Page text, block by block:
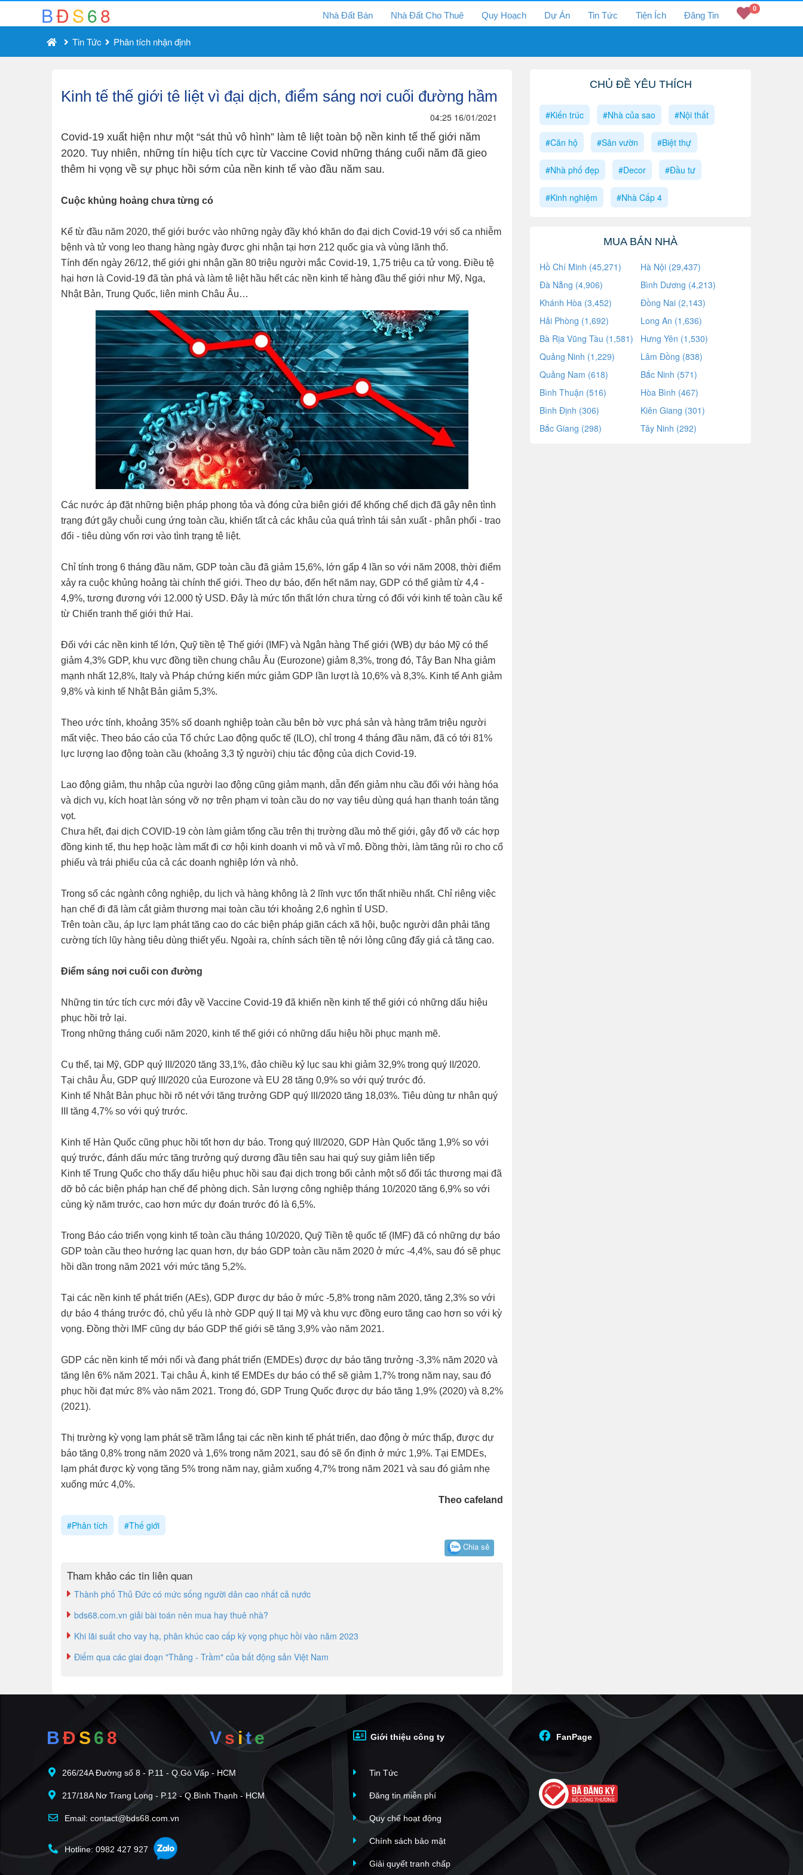
BĐS68 Nhà Đất Bán Nhà Đất Cho Thuê Quy Hoạch Dự Án Tin Tức Tiện Ích Đăng Tin
0
Tin Tức Phân tích nhận định
Kinh tế thế giới tê liệt vì đại dịch, điểm sáng nơi cuối đường hầm
04:25 16/01/2021
Covid-19 xuất hiện như một “sát thủ vô hình” làm tê liệt toàn bộ nền kinh tế thế giới năm
2020. Tuy nhiên, những tín hiệu tích cực từ Vaccine Covid những tháng cuối năm đã gieo
thêm hi vọng về sự phục hồi sớm của nền kinh tế vào đầu năm sau.
Cuộc khủng hoảng chưa từng có
Kể từ đầu năm 2020, thế giới bước vào những ngày đầy khó khăn do đại dịch Covid-19 với số ca nhiễm
bệnh và tử vong leo thang hàng ngày được ghi nhận tại hơn 212 quốc gia và vùng lãnh thổ.
Tính đến ngày 26/12, thế giới ghi nhận gần 80 triệu người mắc Covid-19, 1,75 triệu ca tử vong. Điều tệ
hại hơn là Covid-19 đã tàn phá và làm tê liệt hầu hết các nền kinh tế hàng đầu thế giới như Mỹ, Nga,
Nhật Bản, Trung Quốc, liên minh Châu Âu…
Các nước áp đặt những biện pháp phong tỏa và đóng cửa biên giới để khống chế dịch đã gây nên tình
trạng đứt gãy chuỗi cung ứng toàn cầu, khiến tất cả các khâu của quá trình tái sản xuất - phân phối - trao
đổi - tiêu dùng vốn rơi vào tình trạng tê liệt.
Chỉ tính trong 6 tháng đầu năm, GDP toàn cầu đã giảm 15,6%, lớn gấp 4 lần so với năm 2008, thời điểm
xảy ra cuộc khủng hoảng tài chính thế giới. Theo dự báo, đến hết năm nay, GDP có thể giảm từ 4,4 -
4,9%, tương đương với 12.000 tỷ USD. Đây là mức tổn thất lớn chưa từng có đối với kinh tế toàn cầu kể
từ Chiến tranh thế giới thứ Hai.
Đối với các nền kinh tế lớn, Quỹ tiền tệ Thế giới (IMF) và Ngân hàng Thế giới (WB) dự báo Mỹ có thể
giảm 4,3% GDP, khu vực đồng tiền chung châu Âu (Eurozone) giảm 8,3%, trong đó, Tây Ban Nha giảm
mạnh nhất 12,8%, Italy và Pháp chứng kiến mức giảm GDP lần lượt là 10,6% và 8,3%. Kinh tế Anh giảm
9,8% và kinh tế Nhật Bản giảm 5,3%.
Theo ước tính, khoảng 35% số doanh nghiệp toàn cầu bên bờ vực phá sản và hàng trăm triệu người
mất việc. Theo báo cáo của Tổ chức Lao động quốc tế (ILO), chỉ trong 4 tháng đầu năm, đã có tới 81%
lực lượng lao động toàn cầu (khoảng 3,3 tỷ người) chịu tác động của dịch Covid-19.
Lao động giảm, thu nhập của người lao động cũng giảm mạnh, dẫn đến giảm nhu cầu đối với hàng hóa
và dịch vụ, kích hoạt làn sóng vỡ nợ trên phạm vi toàn cầu do nợ vay tiêu dùng quá hạn thanh toán tăng
vọt.
Chưa hết, đại dịch COVID-19 còn làm giảm tổng cầu trên thị trường dầu mỏ thế giới, gây đổ vỡ các hợp
đồng kinh tế, thu hẹp hoặc làm mất đi cơ hội kinh doanh vi mô và vĩ mô. Đồng thời, làm tăng rủi ro cho cổ
phiếu và trái phiếu của cả các doanh nghiệp lớn và nhỏ.
Trong số các ngành công nghiệp, du lịch và hàng không là 2 lĩnh vực tổn thất nhiều nhất. Chỉ riêng việc
hạn chế đi đã làm cắt giảm thương mại toàn cầu tới khoảng 2,6 nghìn tỉ USD.
Trên toàn cầu, áp lực lạm phát tăng cao do các biện pháp giãn cách xã hội, buộc người dân phải tăng
cường tích lũy hàng tiêu dùng thiết yếu. Ngoài ra, chính sách tiền tệ nới lỏng cũng đẩy giá cả tăng cao.
Điểm sáng nơi cuối con đường
Những tin tức tích cực mới đây về Vaccine Covid-19 đã khiến nền kinh tế thế giới có những dấu hiệu
phục hồi trở lại.
Trong những tháng cuối năm 2020, kinh tế thế giới có những dấu hiệu hồi phục mạnh mẽ.
Cụ thể, tại Mỹ, GDP quý III/2020 tăng 33,1%, đảo chiều kỷ lục sau khi giảm 32,9% trong quý II/2020.
Tại châu Âu, GDP quý III/2020 của Eurozone và EU 28 tăng 0,9% so với quý trước đó.
Kinh tế Nhật Bản phục hồi rõ nét với tăng trưởng GDP quý III/2020 tăng 18,03%. Tiêu dùng tư nhân quý
III tăng 4,7% so với quý trước.
Kinh tế Hàn Quốc cũng phục hồi tốt hơn dự báo. Trong quý III/2020, GDP Hàn Quốc tăng 1,9% so với
quý trước, đánh dấu mức tăng trưởng quý dương đầu tiên sau hai quý suy giảm liên tiếp
Kinh tế Trung Quốc cho thấy dấu hiệu phục hồi sau đại dịch trong bối cảnh một số đối tác thương mại đã
dỡ bỏ các biện pháp hạn chế để phòng dịch. Sản lượng công nghiệp tháng 10/2020 tăng 6,9% so với
cùng kỳ năm trước, cao hơn mức dự đoán trước đó là 6,5%.
Trong Báo cáo triển vọng kinh tế toàn cầu tháng 10/2020, Quỹ Tiền tệ quốc tế (IMF) đã có những dự báo
GDP toàn cầu theo hướng lạc quan hơn, dự báo GDP toàn cầu năm 2020 ở mức -4,4%, sau đó sẽ phục
hồi dần trong năm 2021 với mức tăng 5,2%.
Tại các nền kinh tế phát triển (AEs), GDP được dự báo ở mức -5,8% trong năm 2020, tăng 2,3% so với
dự báo 4 tháng trước đó, chủ yếu là nhờ GDP quý II tại Mỹ và khu vực đồng euro tăng cao hơn so với kỳ
vọng. Đồng thời IMF cũng dự báo GDP thế giới sẽ tăng 3,9% vào năm 2021.
GDP các nền kinh tế mới nổi và đang phát triển (EMDEs) được dự báo tăng trưởng -3,3% năm 2020 và
tăng lên 6% năm 2021. Tại châu Á, kinh tế EMDEs dự báo có thể sẽ giảm 1,7% trong năm nay, sau đó
phục hồi đạt mức 8% vào năm 2021. Trong đó, GDP Trung Quốc được dự báo tăng 1,9% (2020) và 8,2%
(2021).
Thị trường kỳ vọng lạm phát sẽ trầm lắng tại các nền kinh tế phát triển, dao động ở mức thấp, được dự
báo tăng 0,8% trong năm 2020 và 1,6% trong năm 2021, sau đó sẽ ổn định ở mức 1,9%. Tại EMDEs,
lạm phát được kỳ vọng tăng 5% trong năm nay, giảm xuống 4,7% trong năm 2021 và sau đó giảm nhẹ
xuống mức 4,0%.
Theo cafeland
#Phân tích #Thế giới
Chia sẻ
Tham khảo các tin liên quan
Thành phố Thủ Đức có mức sống người dân cao nhất cả nước
bds68.com.vn giải bài toán nên mua hay thuê nhà?
Khi lãi suất cho vay hạ, phân khúc cao cấp kỳ vọng phục hồi vào năm 2023
Điểm qua các giai đoạn "Thăng - Trầm" của bất động sản Việt Nam
CHỦ ĐỀ YÊU THÍCH
#Kiến trúc #Nhà của sao #Nội thất
#Căn hộ #Sân vườn #Biệt thự
#Nhà phố đẹp #Decor #Đầu tư
#Kinh nghiệm #Nhà Cấp 4
MUA BÁN NHÀ
Hồ Chí Minh (45,271)
Hà Nội (29,437)
Đà Nẵng (4,906)
Bình Dương (4,213)
Khánh Hòa (3,452)
Đồng Nai (2,143)
Hải Phòng (1,692)
Long An (1,636)
Bà Rịa Vũng Tàu (1,581)
Hưng Yên (1,530)
Quảng Ninh (1,229)
Lâm Đồng (838)
Quảng Nam (618)
Bắc Ninh (571)
Bình Thuận (516)
Hòa Bình (467)
Bình Định (306)
Kiên Giang (301)
Bắc Giang (298)
Tây Ninh (292)
BĐ S 6 8 Vsite
266/24A Đường số 8 - P.11 - Q.Gò Vấp - HCM
217/18A Nơ Trang Long - P.12 - Q.Bình Thạnh - HCM
Email: contact@bds68.com.vn
Hotline: 0982 427 927
Giới thiệu công ty
Tin Tức
Đăng tin miễn phí
Quy chế hoạt động
Chính sách bảo mật
Giải quyết tranh chấp
FanPage